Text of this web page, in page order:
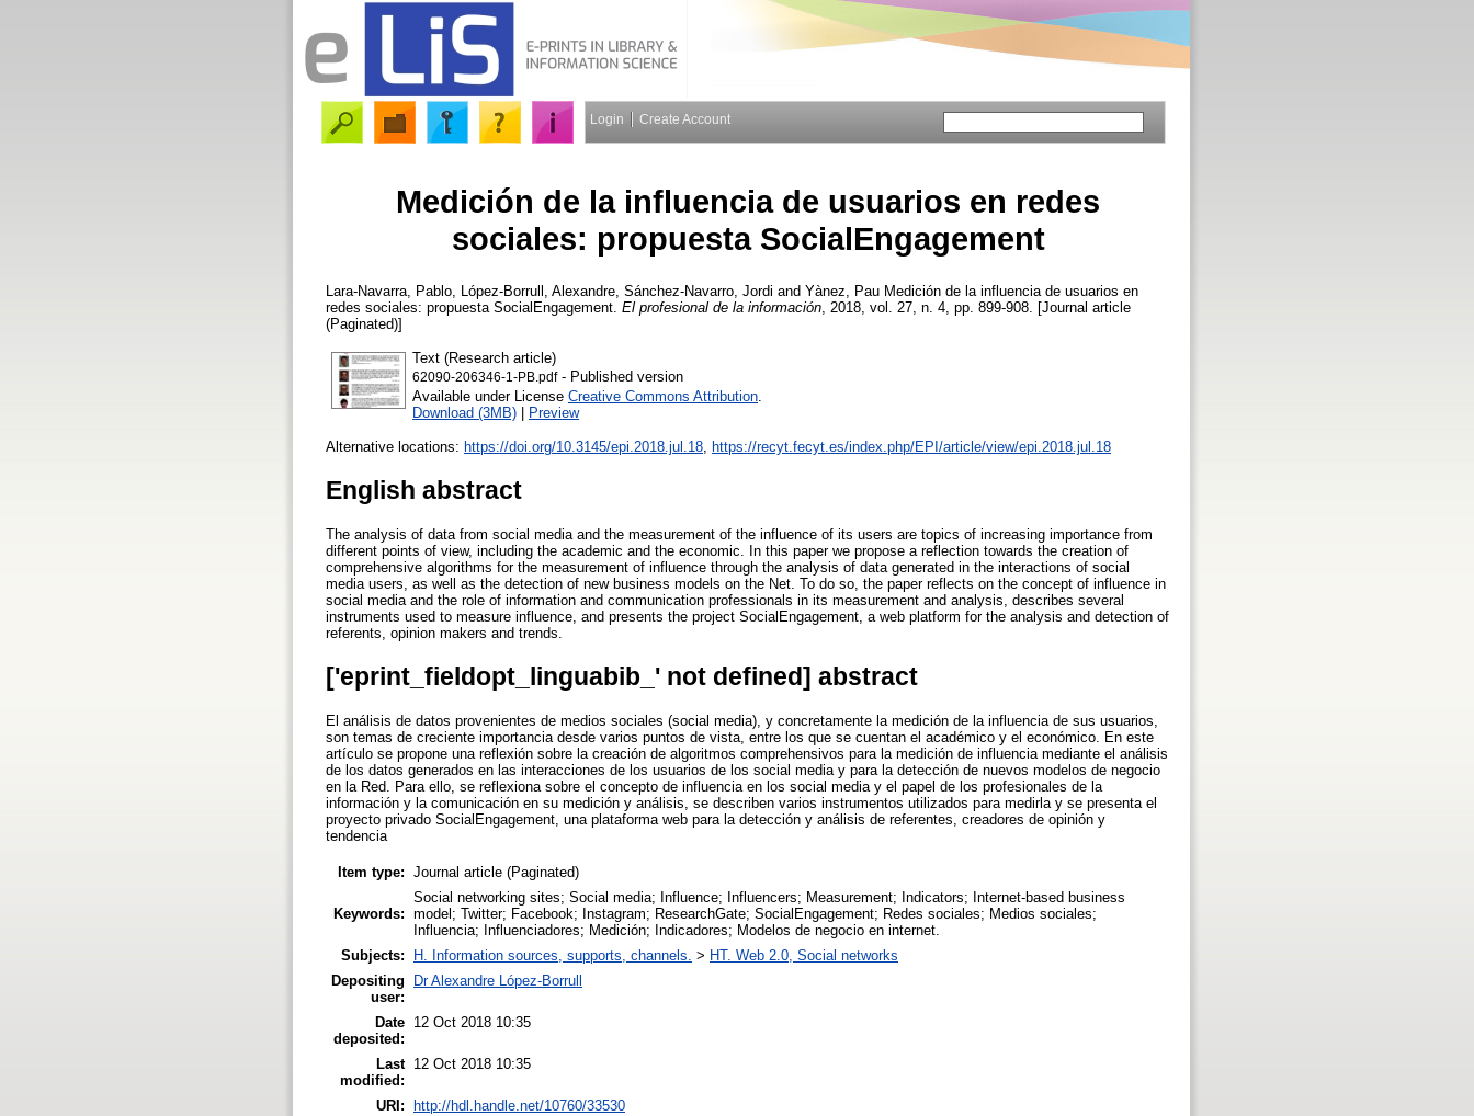
Login Create Account
Medición de la influencia de usuarios en redes
sociales: propuesta SocialEngagement
Lara-Navarra, Pablo López-Borrull, Alexandre Sánchez-Navarro, Jordi and Yànez, Pau Medición de la influencia de usuarios en
redes sociales: propuesta SocialEngagement. El profesional de la información , 2018, vol. 27, n. 4, pp. 899-908. [Journal article
(Paginated)]
Text (Research article)
62090-206346-1-PB.pdf- Published version
Available under License Creative Commons Attribution
Download (3MB) | Preview
Alternative locations: https://doi.org/10.3145/epi.2018.jul.18 https://recyt.fecyt.es/index.php/EPI/article/view/epi.2018.jul.18
English abstract
The analysis of data from social media and the measurement of the influence of its users are topics of increasing importance from
different points of view, including the academic and the economic. In this paper we propose a reflection towards the creation of
comprehensive algorithms for the measurement of influence through the analysis of data generated in the interactions of social
media users, as well as the detection of new business models on the Net. To do so, the paper reflects on the concept of influence in
social media and the role of information and communication professionals in its measurement and analysis, describes several
instruments used to measure influence, and presents the project SocialEngagement, a web platform for the analysis and detection of
referents, opinion makers and trends.
['eprint_fieldopt_linguabib_' not defined] abstract
El análisis de datos provenientes de medios sociales (social media), y concretamente la medición de la influencia de sus usuarios,
son temas de creciente importancia desde varios puntos de vista, entre los que se cuentan el académico y el económico. En este
artículo se propone una reflexión sobre la creación de algoritmos comprehensivos para la medición de influencia mediante el análisis
de los datos generados en las interacciones de los usuarios de los social media y para la detección de nuevos modelos de negocio
en la Red. Para ello, se reflexiona sobre el concepto de influencia en los social media y el papel de los profesionales de la
información y la comunicación en su medición y análisis, se describen varios instrumentos utilizados para medirla y se presenta el
proyecto privado SocialEngagement, una plataforma web para la detección y análisis de referentes, creadores de opinión y
tendencia
Item type: Journal article (Paginated)
Keywords:
Social networking sites; Social media; Influence; Influencers; Measurement; Indicators; Internet-based business
model; Twitter; Facebook; Instagram; ResearchGate; SocialEngagement; Redes sociales; Medios sociales;
Influencia; Influenciadores; Medición; Indicadores; Modelos de negocio en internet.
Subjects:
H. Information sources, supports, channels. > HT. Web 2.0, Social networks
Depositing
user:
Dr Alexandre López-Borrull
Date
deposited:
12 Oct 2018 10:35
Last
modified:
12 Oct 2018 10:35
URI: http://hdl.handle.net/10760/33530